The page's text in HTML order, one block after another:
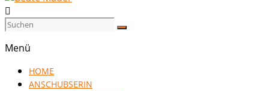
Beate
Kommunikationsgenialistin
Menü
HOME
ANSCHUBSERIN